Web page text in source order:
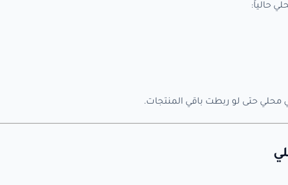
حالياً:
محلي حتى لو ربطت باقي المنتجات.